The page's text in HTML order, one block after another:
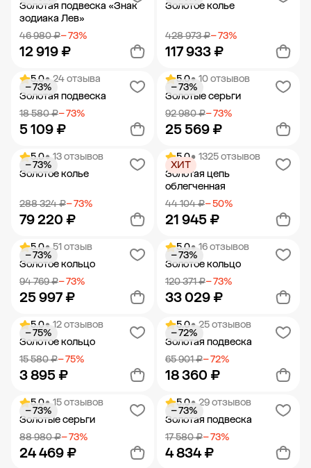
Золотая подвеска «Знак
зодиака Лев»
46 980 ₽− 73%
12 919 ₽
Добавить в корзину
Золотое колье
428 973 ₽− 73%
117 933 ₽
Добавить в корзину
5.0• 24 отзыва
Золотая подвеска
18 580 ₽− 73%
5 109 ₽
− 73%
Добавить в корзину
5.0• 10 отзывов
Золотые серьги
92 980 ₽− 73%
25 569 ₽
− 73%
Добавить в корзину
5.0• 13 отзывов
Золотое колье
288 324 ₽− 73%
79 220 ₽
− 73%
Добавить в корзину
5.0• 1325 отзывов
Золотая цепь
облегченная
44 104 ₽− 50%
21 945 ₽
ХИТ
Добавить в корзину
5.0• 51 отзыв
Золотое кольцо
94 769 ₽− 73%
25 997 ₽
− 73%
Добавить в корзину
5.0• 16 отзывов
Золотое кольцо
120 371 ₽− 73%
33 029 ₽
− 73%
Добавить в корзину
5.0• 12 отзывов
Золотое кольцо
15 580 ₽− 75%
3 895 ₽
− 75%
Добавить в корзину
5.0• 25 отзывов
Золотая подвеска
65 901 ₽− 72%
18 360 ₽
− 72%
Добавить в корзину
5.0• 15 отзывов
Золотые серьги
88 980 ₽− 73%
24 469 ₽
− 73%
5.0• 29 отзывов
Золотая подвеска
17 580 ₽− 73%
4 834 ₽
− 73%